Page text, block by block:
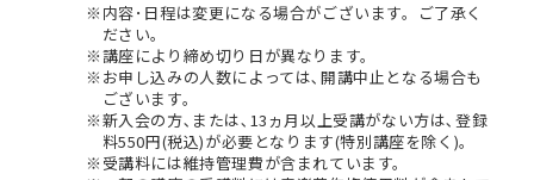
内容･日程は変更になる場合がございます。ご了承く
ださい。
講座により締め切り日が異なります。
お申し込みの人数によっては､開講中止となる場合も
ございます。
新入会の方､または､13ヵ月以上受講がない方は､登録
料550円(税込)が必要となります(特別講座を除く)。
受講料には維持管理費が含まれています。